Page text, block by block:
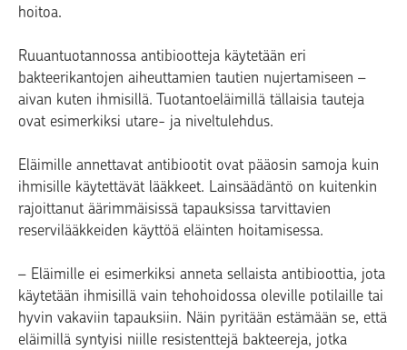
hoitoa.
Ruuantuotannossa antibiootteja käytetään eri
bakteerikantojen aiheuttamien tautien nujertamiseen –
aivan kuten ihmisillä. Tuotantoeläimillä tällaisia tauteja
ovat esimerkiksi utare- ja niveltulehdus.
Eläimille annettavat antibiootit ovat pääosin samoja kuin
ihmisille käytettävät lääkkeet. Lainsäädäntö on kuitenkin
rajoittanut äärimmäisissä tapauksissa tarvittavien
reservilääkkeiden käyttöä eläinten hoitamisessa.
– Eläimille ei esimerkiksi anneta sellaista antibioottia, jota
käytetään ihmisillä vain tehohoidossa oleville potilaille tai
hyvin vakaviin tapauksiin. Näin pyritään estämään se, että
eläimillä syntyisi niille resistenttejä bakteereja, jotka